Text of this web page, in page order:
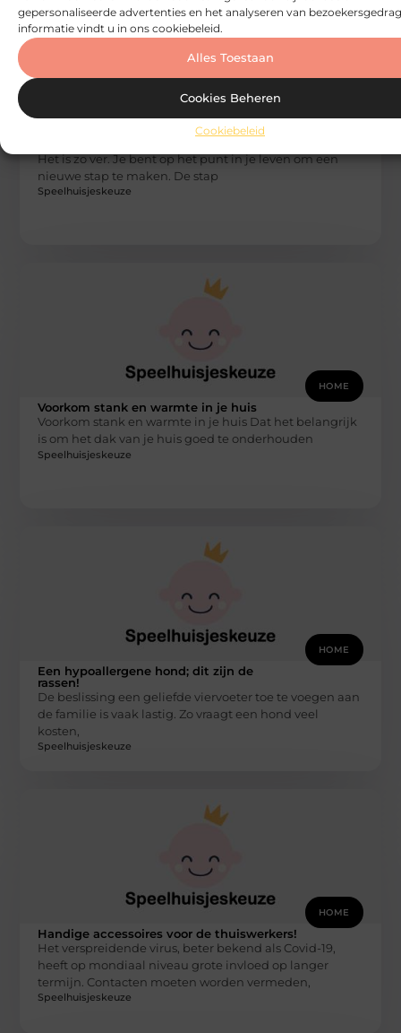
gepersonaliseerde advertenties en het analyseren van
informatie vindt u in ons cookiebeleid.
Alles Toestaan
Cookies Beheren
Cookiebeleid
Het is zo ver. Je bent op het punt in je leven om een
nieuwe stap te maken. De stap
Speelhuisjeskeuze
HOME
Voorkom stank en warmte in je huis
Voorkom stank en warmte in je huis Dat het belangrijk
is om het dak van je huis goed te onderhouden
Speelhuisjeskeuze
HOME
Een hypoallergene hond; dit zijn de
rassen!
De beslissing een geliefde viervoeter toe te voegen aan
de familie is vaak lastig. Zo vraagt een hond veel
kosten,
Speelhuisjeskeuze
HOME
Handige accessoires voor de thuiswerkers!
Het verspreidende virus, beter bekend als Covid-19,
heeft op mondiaal niveau grote invloed op langer
termijn. Contacten moeten worden vermeden,
Speelhuisjeskeuze